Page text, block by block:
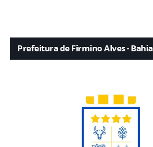
Prefeitura de Firmino Alves - Bahia